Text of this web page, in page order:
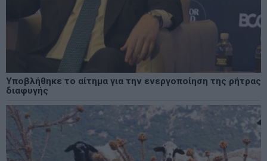
Υποβλήθηκε το αίτημα για την ενεργοποίηση της ρήτρας
διαφυγής